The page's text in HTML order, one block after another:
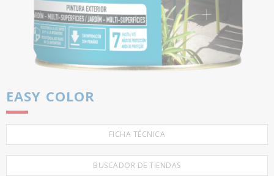
EASY COLOR
FICHA TÉCNICA
BUSCADOR DE TIENDAS